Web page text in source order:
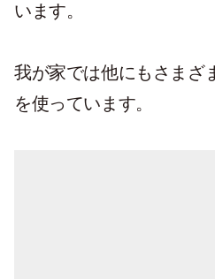
います。
我が家では他にもさまざ
を使っています。